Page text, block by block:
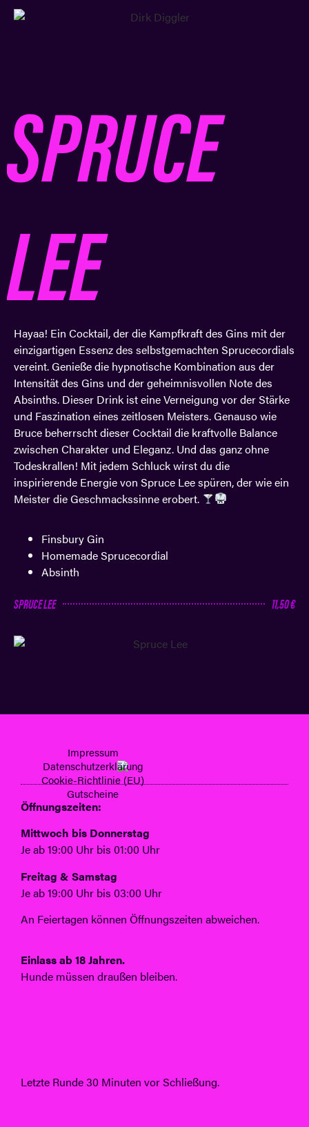
SPRUCE
LEE
Hayaa! Ein Cocktail, der die Kampfkraft des Gins mit der
einzigartigen Essenz des selbstgemachten Sprucecordials
vereint. Genieße die hypnotische Kombination aus der
Intensität des Gins und der geheimnisvollen Note des
Absinths. Dieser Drink ist eine Verneigung vor der Stärke
und Faszination eines zeitlosen Meisters. Genauso wie
Bruce beherrscht dieser Cocktail die kraftvolle Balance
zwischen Charakter und Eleganz. Und das ganz ohne
Todeskrallen! Mit jedem Schluck wirst du die
inspirierende Energie von Spruce Lee spüren, der wie ein
Meister die Geschmackssinne erobert.
Finsbury Gin
Homemade Sprucecordial
Absinth
SPRUCE LEE 11,50 €
Impressum
Datenschutzerklärung
Cookie-Richtlinie (EU)
Gutscheine
Öffnungszeiten:
Mittwoch bis Donnerstag
Je ab 19:00 Uhr bis 01:00 Uhr
Freitag & Samstag
Je ab 19:00 Uhr bis 03:00 Uhr
An Feiertagen können Öffnungszeiten abweichen.
Einlass ab 18 Jahren.
Hunde müssen draußen bleiben.
Letzte Runde 30 Minuten vor Schließung.